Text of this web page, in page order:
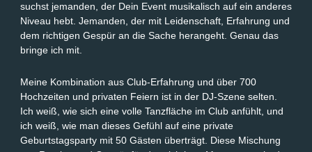
suchst jemanden, der Dein Event musikalisch auf ein anderes
Niveau hebt. Jemanden, der mit Leidenschaft, Erfahrung und
dem richtigen Gespür an die Sache herangeht. Genau das
bringe ich mit.
Meine Kombination aus Club-Erfahrung und über 700
Hochzeiten und privaten Feiern ist in der DJ-Szene selten.
Ich weiß, wie sich eine volle Tanzfläche im Club anfühlt, und
ich weiß, wie man dieses Gefühl auf eine private
Geburtstagsparty mit 50 Gästen überträgt. Diese Mischung